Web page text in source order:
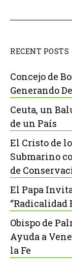
RECENT POSTS
Concejo de
Generando
Ceuta, un
de un País
El Cristo de
Submarino
de
El Papa
“Radicalidad
Obispo de
Ayuda a
la Fe